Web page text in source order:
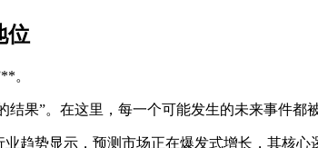
位
。
果”。在这里，每一个可能发生的未来事件都
趋势显示，预测市场正在爆发式增长，其核心